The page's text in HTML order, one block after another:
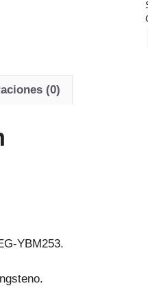
(0)
YBM253.